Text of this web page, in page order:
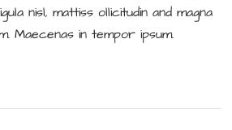
nisl, mattiss ollicitudin and magna
Maecenas in tempor ipsum.